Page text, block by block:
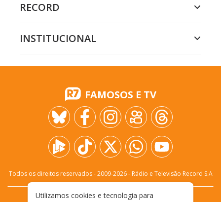
RECORD
INSTITUCIONAL
FAMOSOS E TV
Todos os direitos reservados - 2009-2026- Rádio e Televisão Record S.A
Utilizamos cookies e tecnologia para